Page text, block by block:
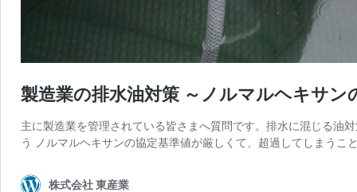
製造業の排水油対策 ～ノルマルヘキサン
主に製造業を管理されている皆さまへ質問です。排水に混じる油
う ノルマルヘキサンの協定基準値が厳しくて、超過してしまう
株式会社 東産業